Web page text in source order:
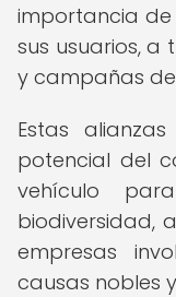
importancia
sus usuarios,
y campañas de
Estas
potencial del
vehículo
biodiversidad,
empresas
causas nobles